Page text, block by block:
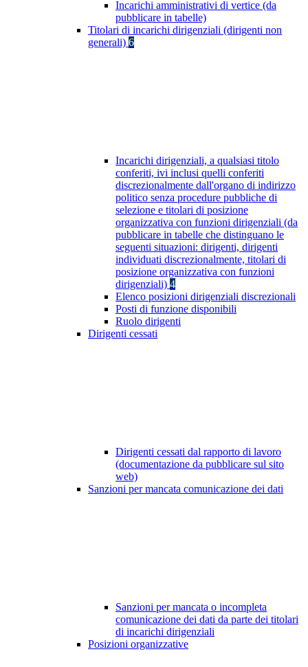
Incarichi amministrativi di vertice (da
pubblicare in tabelle)
Titolari di incarichi dirigenziali (dirigenti non
generali) 6
Incarichi dirigenziali, a qualsiasi titolo
conferiti, ivi inclusi quelli conferiti
discrezionalmente dall'organo di indirizzo
politico senza procedure pubbliche di
selezione e titolari di posizione
organizzativa con funzioni dirigenziali (da
pubblicare in tabelle che distinguano le
seguenti situazioni: dirigenti, dirigenti
individuati discrezionalmente, titolari di
posizione organizzativa con funzioni
dirigenziali) 4
Elenco posizioni dirigenziali discrezionali
Posti di funzione disponibili
Ruolo dirigenti
Dirigenti cessati
Dirigenti cessati dal rapporto di lavoro
(documentazione da pubblicare sul sito
web)
Sanzioni per mancata comunicazione dei dati
Sanzioni per mancata o incompleta
comunicazione dei dati da parte dei titolari
di incarichi dirigenziali
Posizioni organizzative